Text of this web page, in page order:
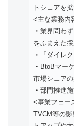
トシェアを
<主な業務内
・業界問わ
をふまえた
・「ダイレ
・BtoBマー
市場シェア
・部門推進
<事業フェー
TVCM等の